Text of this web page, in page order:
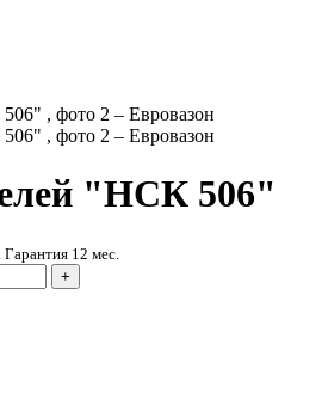
"НСК 506"
12 мес.
+